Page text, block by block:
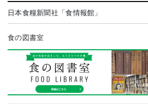
日本食糧新聞社「食情報館」
食の図書室